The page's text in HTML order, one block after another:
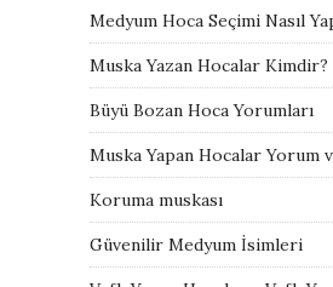
Medyum Hoca Seçimi Nasıl
Muska Yazan Hocalar Kimdir?
Büyü Bozan Hoca Yorumları
Muska Yapan Hocalar Yorum
Koruma muskası
Güvenilir Medyum İsimleri